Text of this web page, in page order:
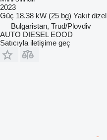
2023
Güç 18.38 kW (25 bg) Yakıt dizel
Bulgaristan, Trud/Plovdiv
AUTO DIESEL EOOD
Satıcıyla iletişime geç